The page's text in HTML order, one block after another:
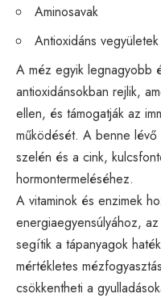
Aminosavak
Antioxidáns
A méz egyik legnagyobb
antioxidánsokban rejlik,
ellen, és támogatják az
működését. A benne lévő
szelén és a cink,
hormontermeléséhez.
A vitaminok és enzimek
energiaegyensúlyához,
segítik a tápanyagok
mértékletes
csökkentheti a